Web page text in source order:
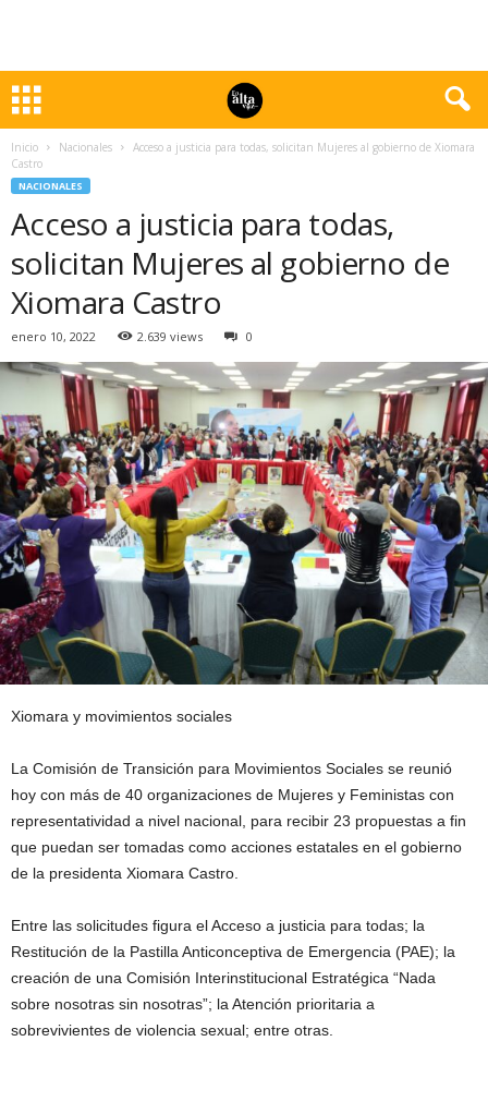
Inicio Nacionales
Acceso a justicia para todas, solicitan Mujeres al gobierno de Xiomara
Castro
NACIONALES
Acceso a justicia para todas,
solicitan Mujeres al gobierno de
Xiomara Castro
enero 10, 2022 2.639 views 0
Xiomara y movimientos sociales
La Comisión de Transición para Movimientos Sociales se reunió
hoy con más de 40 organizaciones de Mujeres y Feministas con
representatividad a nivel nacional, para recibir 23 propuestas a fin
que puedan ser tomadas como acciones estatales en el gobierno
de la presidenta Xiomara Castro.
Entre las solicitudes figura el Acceso a justicia para todas; la
Restitución de la Pastilla Anticonceptiva de Emergencia (PAE); la
creación de una Comisión Interinstitucional Estratégica “Nada
sobre nosotras sin nosotras”; la Atención prioritaria a
sobrevivientes de violencia sexual; entre otras.